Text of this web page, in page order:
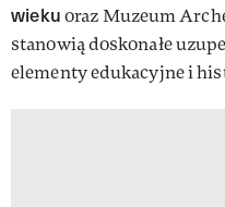
wiekuoraz Muzeum
stanowią doskonałe
elementy edukacyjne i